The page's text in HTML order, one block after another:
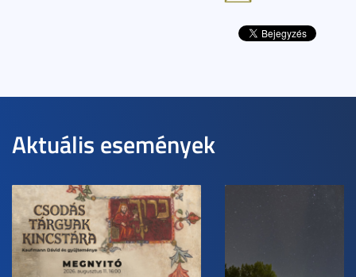
Aktuális események